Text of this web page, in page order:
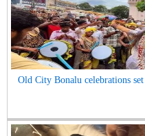
Old City Bonalu celebrations